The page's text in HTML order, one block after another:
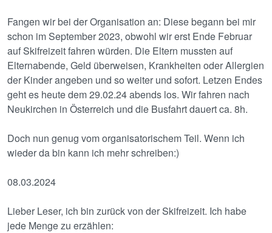
Fangen wir bei der Organisation an: Diese begann bei mir
schon im September 2023, obwohl wir erst Ende Februar
auf Skifreizeit fahren würden. Die Eltern mussten auf
Elternabende, Geld überweisen, Krankheiten oder Allergien
der Kinder angeben und so weiter und sofort. Letzen Endes
geht es heute dem 29.02.24 abends los. Wir fahren nach
Neukirchen in Österreich und die Busfahrt dauert ca. 8h.
Doch nun genug vom organisatorischem Teil. Wenn ich
wieder da bin kann ich mehr schreiben:)
08.03.2024
Lieber Leser, ich bin zurück von der Skifreizeit. Ich habe
jede Menge zu erzählen: